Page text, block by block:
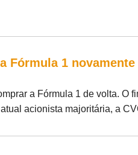
Fórmula 1 novamente
a Fórmula 1 de volta. O
acionista majoritária, a